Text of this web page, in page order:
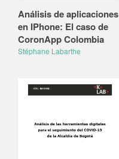
Análisis de aplicaciones
en IPhone: El caso de
CoronApp Colombia
Stéphane Labarthe